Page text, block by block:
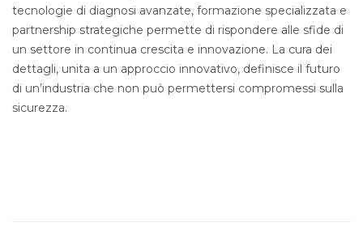
tecnologie di diagnosi avanzate, formazione specializzata e
partnership strategiche permette di rispondere alle sfide di
un settore in continua crescita e innovazione. La cura dei
dettagli, unita a un approccio innovativo, definisce il futuro
di un’industria che non può permettersi compromessi sulla
sicurezza.